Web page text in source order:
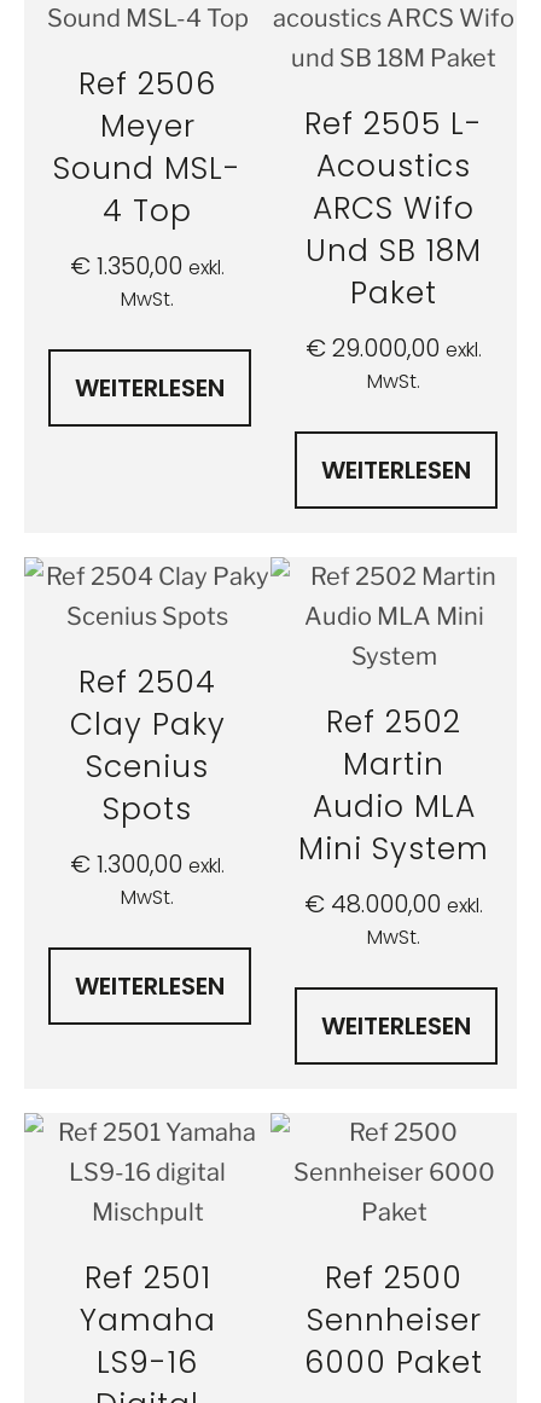
Ref 2506
Meyer
Sound MSL-
4 Top
€1.350,00 exkl.
MwSt.
WEITERLESEN
Ref 2505 L-
Acoustics
ARCS Wifo
Und SB 18M
Paket
€29.000,00 exkl.
MwSt.
WEITERLESEN
Ref 2504
Clay Paky
Scenius
Spots
€1.300,00 exkl.
MwSt.
WEITERLESEN
Ref 2502
Martin
Audio MLA
Mini System
€ 48.000,00 exkl.
MwSt.
WEITERLESEN
Ref 2501
Yamaha
LS9-16
Ref 2500
Sennheiser
6000 Paket